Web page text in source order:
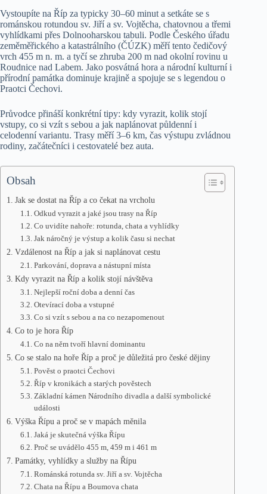
Vystoupíte na Říp za typicky 30–60 minut a setkáte se s
románskou rotundou sv. Jiří a sv. Vojtěcha, chatovnou a třemi
vyhlídkami přes Dolnooharskou tabuli. Podle Českého úřadu
zeměměřického a katastrálního (ČÚZK) měří tento čedičový
vrch 455 m n. m. a tyčí se zhruba 200 m nad okolní rovinu u
Roudnice nad Labem. Jako posvátná hora a národní kulturní i
přírodní památka dominuje krajině a spojuje se s legendou o
Praotci Čechovi.
Průvodce přináší konkrétní tipy: kdy vyrazit, kolik stojí
vstupy, co si vzít s sebou a jak naplánovat půldenní i
celodenní variantu. Trasy měří 3–6 km, čas výstupu zvládnou
rodiny, začátečníci i cestovatelé bez auta.
Obsah
Jak se dostat na Říp a co čekat na vrcholu
Odkud vyrazit a jaké jsou trasy na Říp
Co uvidíte nahoře: rotunda, chata a vyhlídky
Jak náročný je výstup a kolik času si nechat
Vzdálenost na Říp a jak si naplánovat cestu
Parkování, doprava a nástupní místa
Kdy vyrazit na Říp a kolik stojí návštěva
Nejlepší roční doba a denní čas
Otevírací doba a vstupné
Co si vzít s sebou a na co nezapomenout
Co to je hora Říp
Co na něm tvoří hlavní dominantu
Co se stalo na hoře Říp a proč je důležitá pro české dějiny
Pověst o praotci Čechovi
Říp v kronikách a starých pověstech
Základní kámen Národního divadla a další symbolické
události
Výška Řípu a proč se v mapách měnila
Jaká je skutečná výška Řípu
Proč se uvádělo 455 m, 459 m i 461 m
Památky, vyhlídky a služby na Řípu
Románská rotunda sv. Jiří a sv. Vojtěcha
Chata na Řípu a Boumova chata